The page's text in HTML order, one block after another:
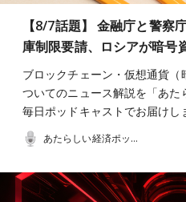
【8/7話題】 金融庁と警察
庫制限要請、ロシアが暗
ブロックチェーン・仮想通貨
ついてのニュース解説を「あた
毎日ポッドキャストでお届け
あたらしい経済ポッドキャスト